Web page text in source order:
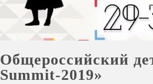
Общероссийский
Summit-2019»